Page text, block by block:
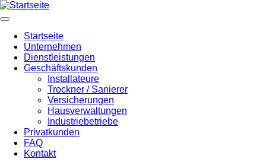
Direkt
zum
Hauptnavigation
Startseite
Unternehmen
Dienstleistungen
Geschäftskunden
Installateure
Trockner / Sanierer
Versicherungen
Hausverwaltungen
Industriebetriebe
Privatkunden
FAQ
Kontakt